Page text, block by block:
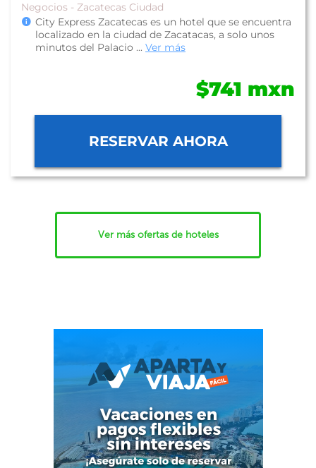
Negocios - Zacatecas Ciudad
City Express Zacatecas es un hotel que se encuentra
localizado en la ciudad de Zacatacas, a solo unos
minutos del Palacio ... Ver más
$741 mxn
RESERVAR AHORA
Ver más ofertas de hoteles